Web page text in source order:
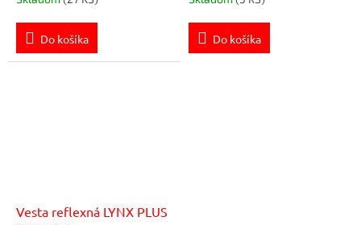
Do košíka Do košíka
Vesta reflexná LYNX PLUS